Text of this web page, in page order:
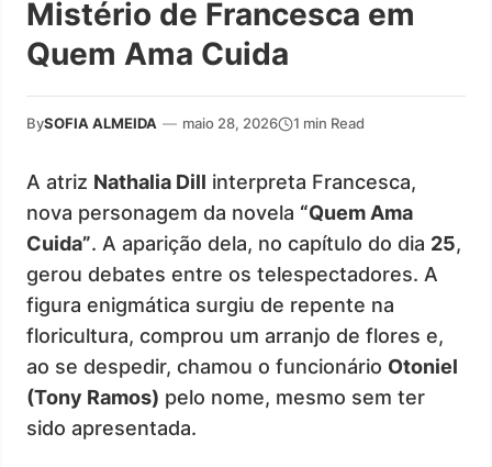
Mistério de Francesca em
Quem Ama Cuida
BySOFIA ALMEIDA — maio 28, 2026 1 min Read
A atriz Nathalia Dill interpreta Francesca,
nova personagem da novela “Quem Ama
Cuida”. A aparição dela, no capítulo do dia 25,
gerou debates entre os telespectadores. A
figura enigmática surgiu de repente na
floricultura, comprou um arranjo de flores e,
ao se despedir, chamou o funcionário Otoniel
(Tony Ramos) pelo nome, mesmo sem ter
sido apresentada.